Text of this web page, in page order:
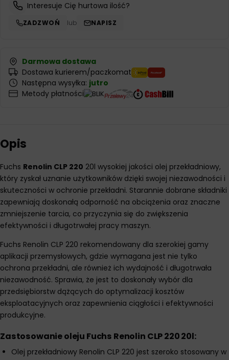
Interesuje Cię hurtowa ilość?
ZADZWOŃ lub NAPISZ
Darmowa dostawa
Dostawa kurierem/paczkomat
Następna wysyłka: jutro
Metody płatności
Opis
Fuchs Renolin CLP 220 20l wysokiej jakości olej przekładniowy,
który zyskał uznanie użytkowników dzięki swojej niezawodności i
skuteczności w ochronie przekładni. Starannie dobrane składniki
zapewniają doskonałą odporność na obciążenia oraz znaczne
zmniejszenie tarcia, co przyczynia się do zwiększenia
efektywności i długotrwałej pracy maszyn.
Fuchs Renolin CLP 220 rekomendowany dla szerokiej gamy
aplikacji przemysłowych, gdzie wymagana jest nie tylko
ochrona przekładni, ale również ich wydajność i długotrwała
niezawodność. Sprawia, że jest to doskonały wybór dla
przedsiębiorstw dążących do optymalizacji kosztów
eksploatacyjnych oraz zapewnienia ciągłości i efektywności
produkcyjne.
Zastosowanie oleju Fuchs Renolin CLP 220 20l:
Olej przekładniowy Renolin CLP 220 jest szeroko stosowany w